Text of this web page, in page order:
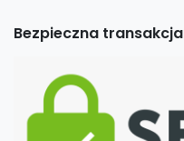
Bezpieczna transakcja